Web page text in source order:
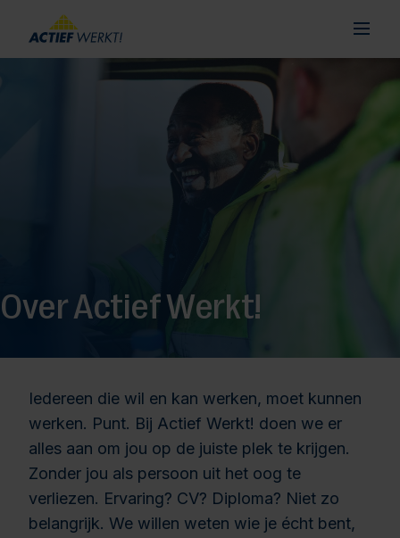
Over Actief Werkt!
Iedereen die wil en kan werken, moet kunnen
werken. Punt. Bij Actief Werkt! doen we er
alles aan om jou op de juiste plek te krijgen.
Zonder jou als persoon uit het oog te
verliezen. Ervaring? CV? Diploma? Niet zo
belangrijk. We willen weten wie je écht bent,